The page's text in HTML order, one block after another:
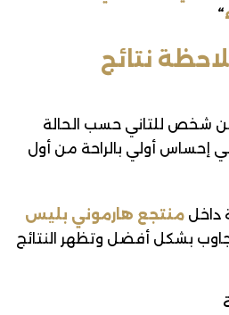
“
نتائج
شخص للتاني حسب الحالة
إحساس أولي بالراحة من أول
داخل منتجع هارموني بليس
بشكل أفضل وتظهر النتائج